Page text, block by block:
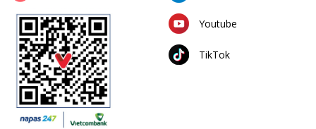
Youtube
TikTok